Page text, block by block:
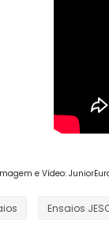
e Vídeo:
Ensaios